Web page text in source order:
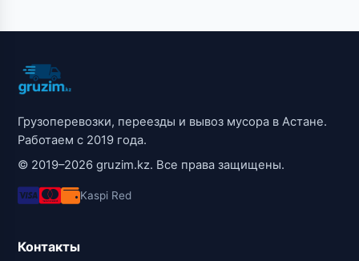
Грузоперевозки, переезды и вывоз мусора в Астане.
Работаем с 2019 года.
© 2019–2026 gruzim.kz. Все права защищены.
Kaspi Red
Контакты